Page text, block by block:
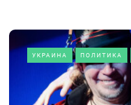
УКРАИНА ПОЛИТИКА